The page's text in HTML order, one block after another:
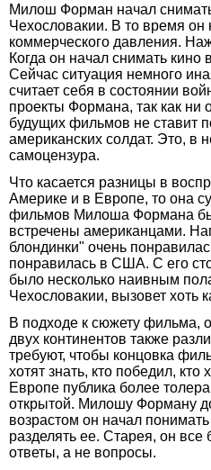
Милош Форман начал
Чехословакии. В то время он
коммерческого давления.
Когда он начал снимать
Сейчас ситуация немного
считает себя в состоянии
проекты Формана, так как ни
будущих фильмов не ставит
американских солдат. Это, в
самоцензура.
Что касается разницы в
Америке и в Европе, то она
фильмов Милоша Формана
встречены американцами.
блондинки" очень
понравилась в США. С его
было несколько наивным
Чехословакии, вызовет хоть
В подходе к сюжету фильма,
двух континентов также
требуют, чтобы концовка
хотят знать, кто победил,
Европе публика более
открытой. Милошу Форману
возрастом он начал
разделять ее. Старея, он все
ответы, а не вопросы.